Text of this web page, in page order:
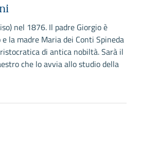
nel 1876. Il padre Giorgio è
la madre Maria dei Conti Spineda
di antica nobiltà. Sarà il
che lo avvia allo studio della